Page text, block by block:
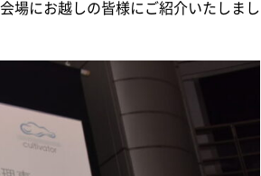
場にお越しの皆様にご紹介いたしまし